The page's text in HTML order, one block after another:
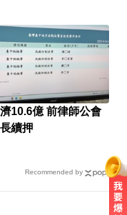
10.6億 前律師公會
續押
Recommended by